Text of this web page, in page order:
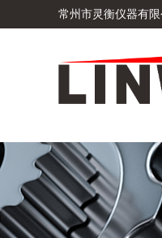
常州市灵衡仪器有限